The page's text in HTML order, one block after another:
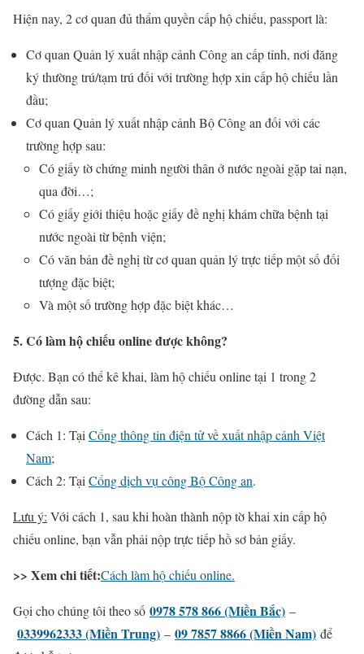
Hiện nay, 2 cơ quan đủ thẩm quyền cấp hộ chiếu, passport là:
Cơ quan Quản lý xuất nhập cảnh Công an cấp tỉnh, nơi đăng
ký thường trú/tạm trú đối với trường hợp xin cấp hộ chiếu lần
đầu;
Cơ quan Quản lý xuất nhập cảnh Bộ Công an đối với các
trường hợp sau:
Có giấy tờ chứng minh người thân ở nước ngoài gặp tai nạn,
qua đời…;
Có giấy giới thiệu hoặc giấy đề nghị khám chữa bệnh tại
nước ngoài từ bệnh viện;
Có văn bản đề nghị từ cơ quan quản lý trực tiếp một số đối
tượng đặc biệt;
Và một số trường hợp đặc biệt khác…
5. Có làm hộ chiếu online được không?
Được. Bạn có thể kê khai, làm hộ chiếu online tại 1 trong 2
đường dẫn sau:
Cách 1: Tại Cổng thông tin điện tử về xuất nhập cảnh Việt
Nam;
Cách 2: Tại Cổng dịch vụ công Bộ Công an.
Lưu ý: Với cách 1, sau khi hoàn thành nộp tờ khai xin cấp hộ
chiếu online, bạn vẫn phải nộp trực tiếp hồ sơ bản giấy.
>> Xem chi tiết:Cách làm hộ chiếu online.
Gọi cho chúng tôi theo số 0978 578 866 (Miền Bắc) –
0339962333 (Miền Trung) – 09 7857 8866 (Miền Nam) để